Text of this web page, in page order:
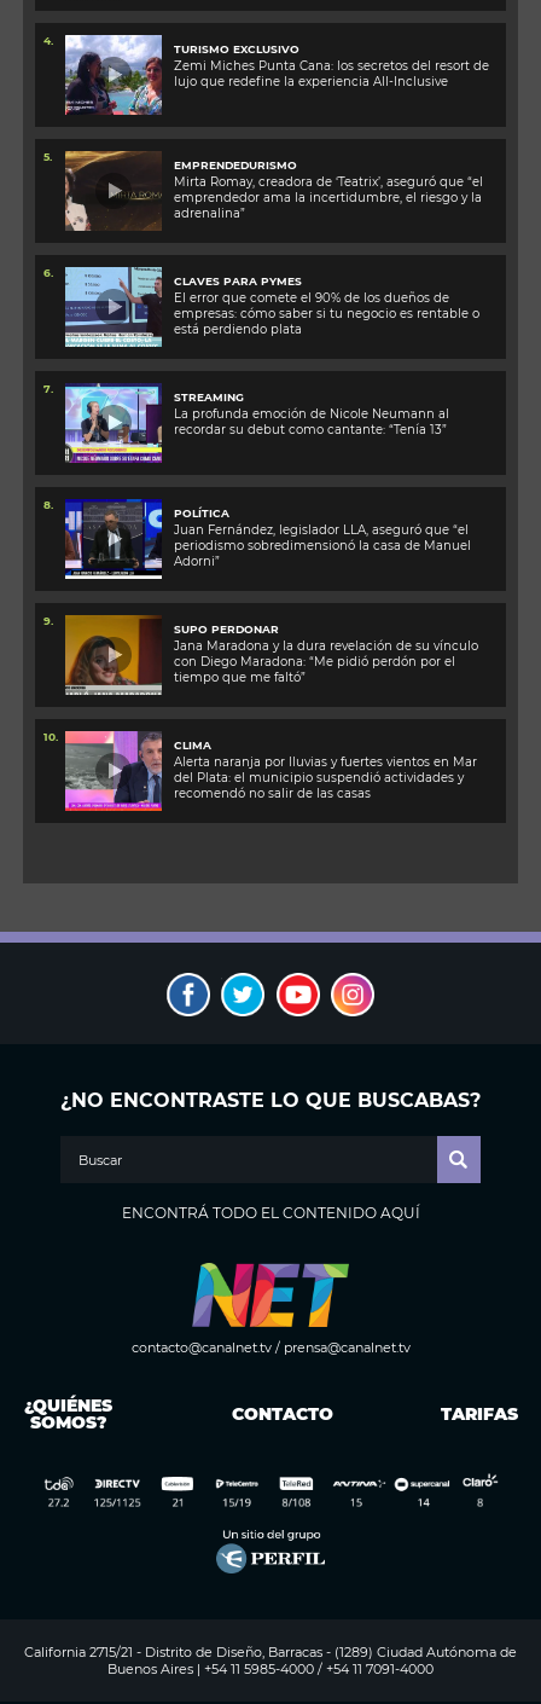
4.
TURISMO EXCLUSIVO
Zemi Miches Punta Cana: los secretos del resort de
lujo que redefine la experiencia All-Inclusive
5.
EMPRENDEDURISMO
Mirta Romay, creadora de ‘Teatrix’, aseguró que “el
emprendedor ama la incertidumbre, el riesgo y la
adrenalina”
6.
CLAVES PARA PYMES
El error que comete el 90% de los dueños de
empresas: cómo saber si tu negocio es rentable o
está perdiendo plata
7.
STREAMING
La profunda emoción de Nicole Neumann al
recordar su debut como cantante: “Tenía 13”
8.
POLÍTICA
Juan Fernández, legislador LLA, aseguró que “el
periodismo sobredimensionó la casa de Manuel
Adorni”
9.
SUPO PERDONAR
Jana Maradona y la dura revelación de su vínculo
con Diego Maradona: “Me pidió perdón por el
tiempo que me faltó”
10.
CLIMA
Alerta naranja por lluvias y fuertes vientos en Mar
del Plata: el municipio suspendió actividades y
recomendó no salir de las casas
¿NO ENCONTRASTE LO QUE BUSCABAS?
ENCONTRÁ TODO EL CONTENIDO AQUÍ
contacto@canalnet.tv/ prensa@canalnet.tv
¿QUIÉNES
SOMOS? CONTACTO TARIFAS
California 2715/21 - Distrito de Diseño, Barracas - (1289) Ciudad Autónoma de
Buenos Aires | +54 11 5985-4000 / +54 11 7091-4000